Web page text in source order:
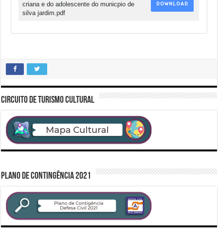
criana e do adolescente do municpio de
silva jardim.pdf
DOWNLOAD
CIRCUITO DE TURISMO CULTURAL
PLANO DE CONTINGÊNCIA 2021